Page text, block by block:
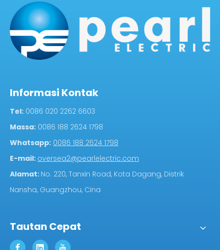
Informasi Kontak
Tel: 0086 020 2262 6603
Massa: 0086 188 2624 1798
Whatsapp: 0086 188 2624 1798
E-mail: oversea2@pearlelectric.com
Alamat: No. 220, Tanxin Road, Kota Dagang, Distrik
Nansha, Guangzhou, Cina
Tautan Cepat